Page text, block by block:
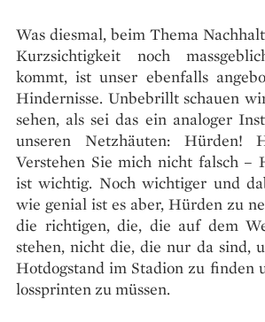
Was diesmal, beim Thema
Kurzsichtigkeit noch
kommt, ist unser ebenfalls
Hindernisse. Unbebrillt schauen
sehen, als sei das ein analoger
unseren Netzhäuten: Hürden!
Verstehen Sie mich nicht falsch –
ist wichtig. Noch wichtiger und
wie genial ist es aber, Hürden zu
die richtigen, die, die auf dem
stehen, nicht die, die nur da sind,
Hotdogstand im Stadion zu finden
lossprinten zu müssen.